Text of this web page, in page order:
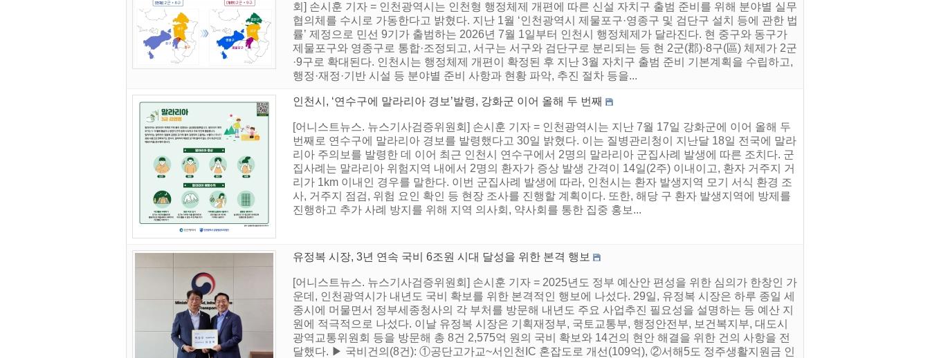
회] 손시훈 기자 = 인천광역시는 인천형 행정체제 개편에 따른 신설 자치구 출범 준비를 위해 분야별 실무
협의체를 수시로 가동한다고 밝혔다. 지난 1월 ‘인천광역시 제물포구·영종구 및 검단구 설치 등에 관한 법
률’ 제정으로 민선 9기가 출범하는 2026년 7월 1일부터 인천시 행정체제가 달라진다. 현 중구와 동구가
제물포구와 영종구로 통합·조정되고, 서구는 서구와 검단구로 분리되는 등 현 2군(郡)·8구(區) 체제가 2군
·9구로 확대된다. 인천시는 행정체제 개편이 확정된 후 지난 3월 자치구 출범 준비 기본계획을 수립하고,
행정·재정·기반 시설 등 분야별 준비 사항과 현황 파악, 추진 절차 등을...
인천시, ‘연수구에 말라리아 경보’발령, 강화군 이어 올해 두 번째
[어니스트뉴스. 뉴스기사검증위원회] 손시훈 기자 = 인천광역시는 지난 7월 17일 강화군에 이어 올해 두
번째로 연수구에 말라리아 경보를 발령했다고 30일 밝혔다. 이는 질병관리청이 지난달 18일 전국에 말라
리아 주의보를 발령한 데 이어 최근 인천시 연수구에서 2명의 말라리아 군집사례 발생에 따른 조치다. 군
집사례는 말라리아 위험지역 내에서 2명의 환자가 증상 발생 간격이 14일(2주) 이내이고, 환자 거주지 거
리가 1km 이내인 경우를 말한다. 이번 군집사례 발생에 따라, 인천시는 환자 발생지역 모기 서식 환경 조
사, 거주지 점검, 위험 요인 확인 등 현장 조사를 진행할 계획이다. 또한, 해당 구 환자 발생지역에 방제를
진행하고 추가 사례 방지를 위해 지역 의사회, 약사회를 통한 집중 홍보...
유정복 시장, 3년 연속 국비 6조원 시대 달성을 위한 본격 행보
[어니스트뉴스. 뉴스기사검증위원회] 손시훈 기자 = 2025년도 정부 예산안 편성을 위한 심의가 한창인 가
운데, 인천광역시가 내년도 국비 확보를 위한 본격적인 행보에 나섰다. 29일, 유정복 시장은 하루 종일 세
종시에 머물면서 정부세종청사의 각 부처를 방문해 내년도 주요 사업추진 필요성을 설명하는 등 예산 지
원에 적극적으로 나섰다. 이날 유정복 시장은 기획재정부, 국토교통부, 행정안전부, 보건복지부, 대도시
광역교통위원회 등을 방문해 총 8건 2,575억 원의 국비 확보와 14건의 현안 해결을 위한 건의 사항을 전
달했다. ▶ 국비건의(8건): ①공단고가교~서인천IC 혼잡도로 개선(109억), ②서해5도 정주생활지원금 인